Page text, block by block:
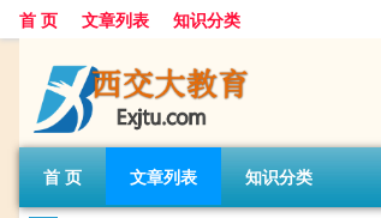
首 页 文章列表 知识分类
首 页 文章列表 知识分类